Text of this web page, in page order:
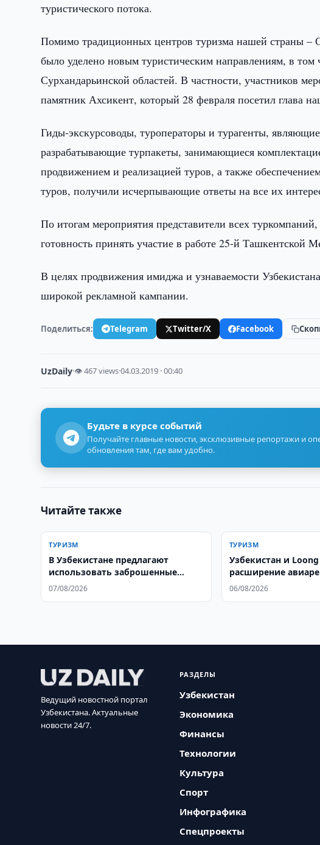
туристического потока.
Помимо традиционных центров туризма нашей страны
было уделено новым туристическим направлениям, в том
Сурхандарьинской областей. В частности, участников
памятник Ахсикент, который 28 февраля посетил глава
Гиды-экскурсоводы, туроператоры и турагенты,
разрабатывающие турпакеты, занимающиеся
продвижением и реализацией туров, а также
туров, получили исчерпывающие ответы на все их
По итогам мероприятия представители всех
готовность принять участие в работе 25-й
В целях продвижения имиджа и узнаваемости
широкой рекламной кампании.
Поделиться: Telegram Twitter/X Facebook
UzDaily·👁 467 views·04.03.2019 · 00:40
Будьте в курсе событий
Получайте главные новости, эксклюзивные репортажи и
обновления там, где вам удобно.
Читайте также
ТУРИЗМ
В Узбекистане предлагают
использовать заброшенные
аэродромы для туризма
07/08/2026
ТУРИЗМ
Узбекистан и
расширение
06/08/2026
Ведущий новостной портал
Узбекистана. Актуальные
новости 24/7.
РАЗДЕЛЫ
Узбекистан
Экономика
Финансы
Технологии
Культура
Спорт
Инфографика
Спецпроекты